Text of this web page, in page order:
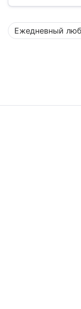
Ежедневный